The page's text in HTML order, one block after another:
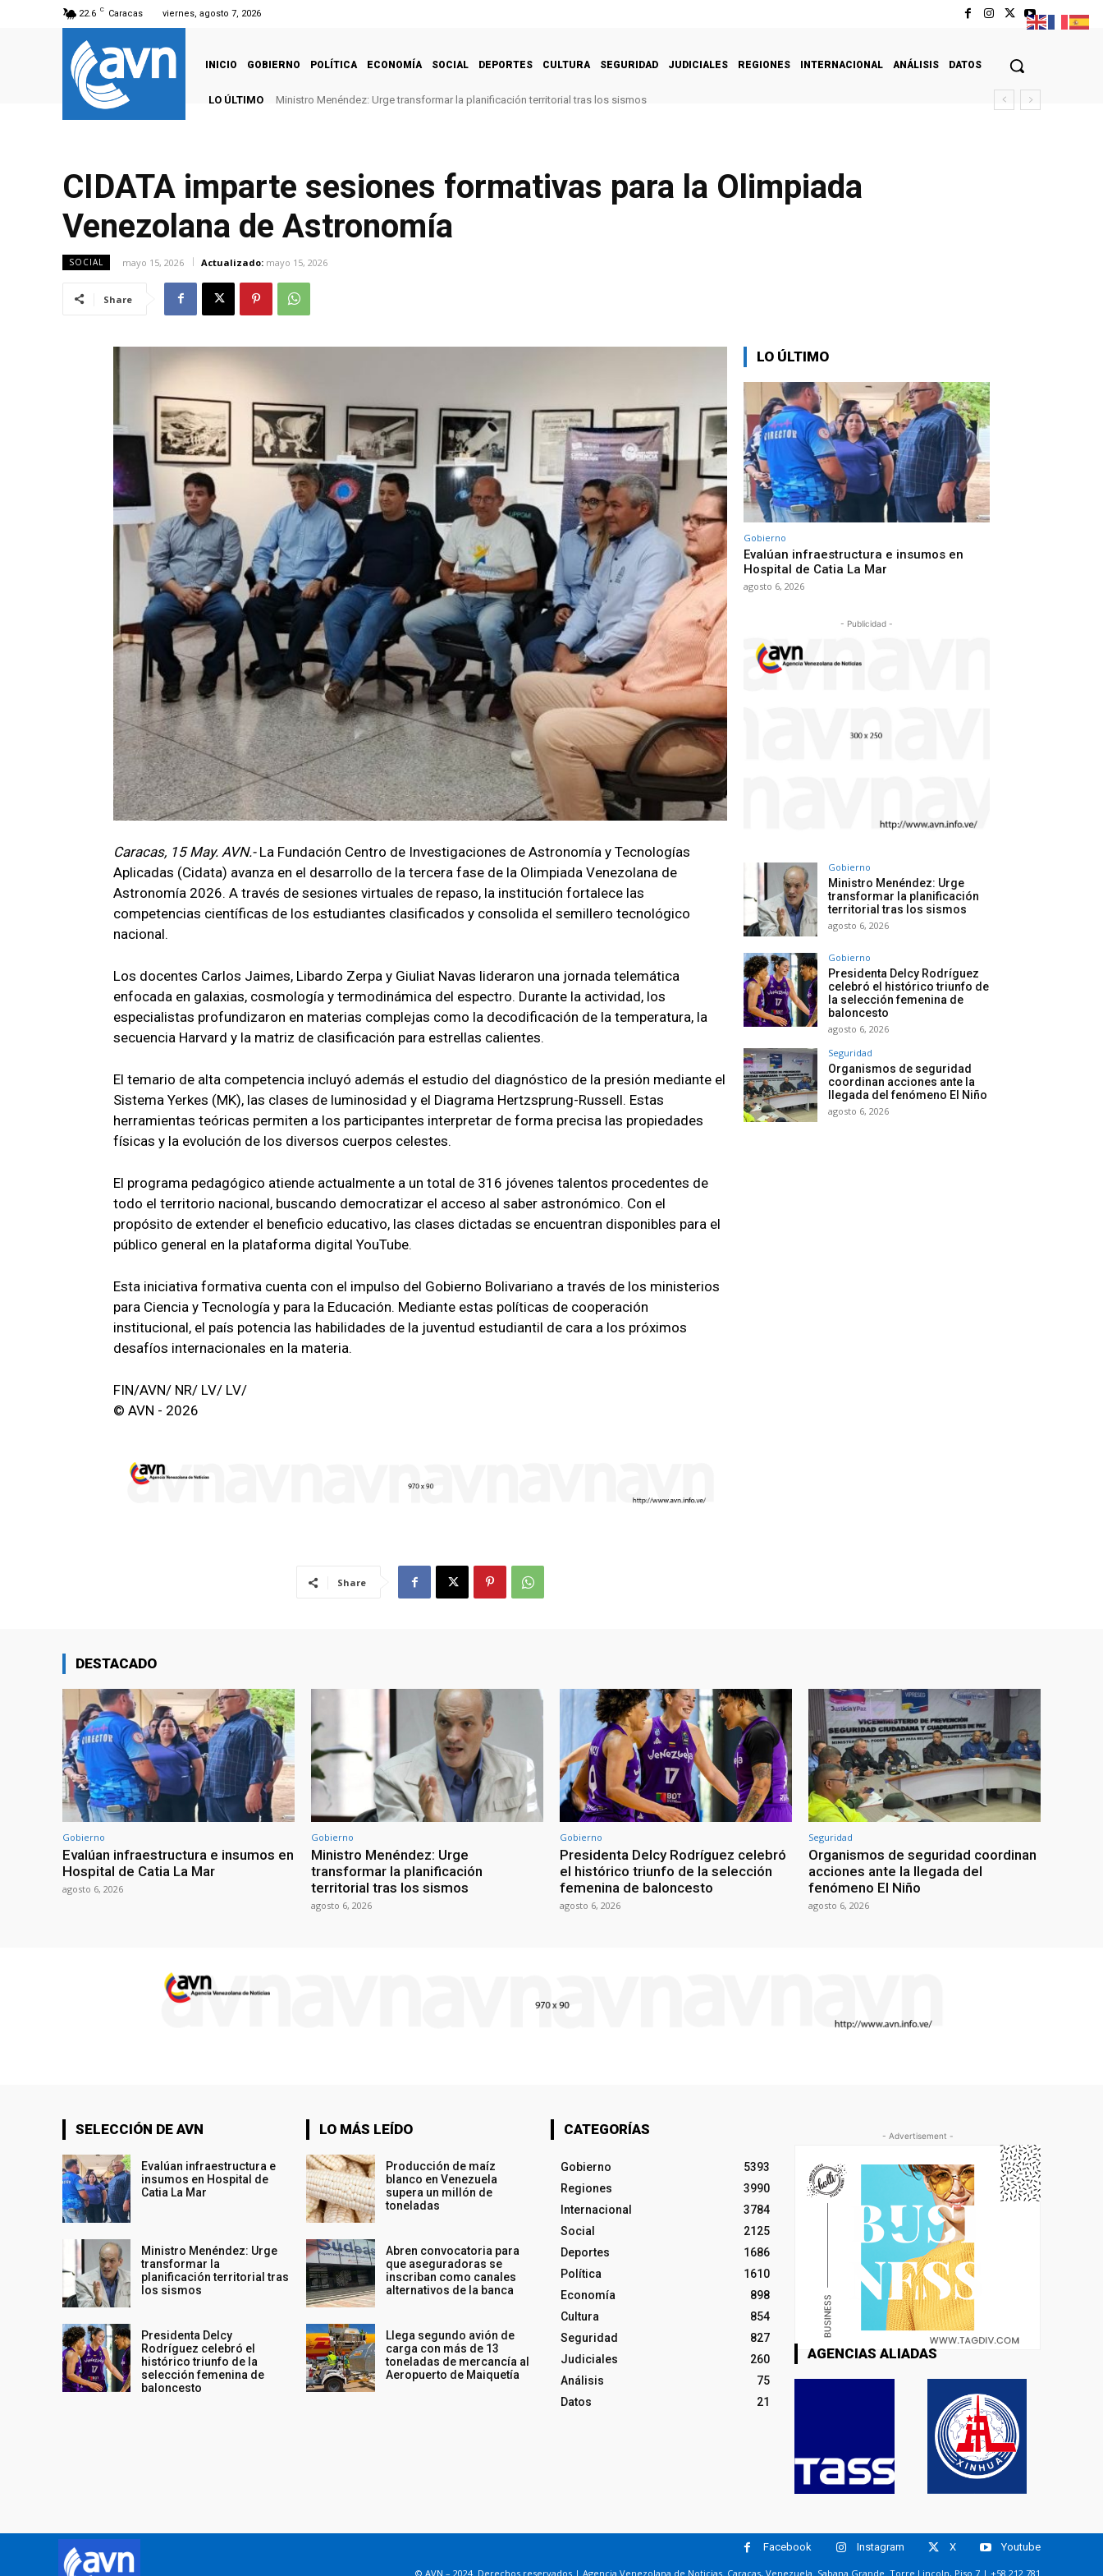
22.6 C Caracas viernes, agosto 7, 2026
INICIO GOBIERNO POLÍTICA ECONOMÍA SOCIAL DEPORTES CULTURA SEGURIDAD JUDICIALES REGIONES INTERNACIONAL ANÁLISIS DATOS
LO ÚLTIMO Ministro Menéndez: Urge transformar la planificación territorial tras los sismos
CIDATA imparte sesiones formativas para la Olimpiada
Venezolana de Astronomía
SOCIAL mayo 15, 2026 Actualizado: mayo 15, 2026
Share
Caracas, 15 May. AVN.- La Fundación Centro de Investigaciones de Astronomía y Tecnologías
Aplicadas (Cidata) avanza en el desarrollo de la tercera fase de la Olimpiada Venezolana de
Astronomía 2026. A través de sesiones virtuales de repaso, la institución fortalece las
competencias científicas de los estudiantes clasificados y consolida el semillero tecnológico
nacional.
Los docentes Carlos Jaimes, Libardo Zerpa y Giuliat Navas lideraron una jornada telemática
enfocada en galaxias, cosmología y termodinámica del espectro. Durante la actividad, los
especialistas profundizaron en materias complejas como la decodificación de la temperatura, la
secuencia Harvard y la matriz de clasificación para estrellas calientes.
El temario de alta competencia incluyó además el estudio del diagnóstico de la presión mediante el
Sistema Yerkes (MK), las clases de luminosidad y el Diagrama Hertzsprung-Russell. Estas
herramientas teóricas permiten a los participantes interpretar de forma precisa las propiedades
físicas y la evolución de los diversos cuerpos celestes.
El programa pedagógico atiende actualmente a un total de 316 jóvenes talentos procedentes de
todo el territorio nacional, buscando democratizar el acceso al saber astronómico. Con el
propósito de extender el beneficio educativo, las clases dictadas se encuentran disponibles para el
público general en la plataforma digital YouTube.
Esta iniciativa formativa cuenta con el impulso del Gobierno Bolivariano a través de los ministerios
para Ciencia y Tecnología y para la Educación. Mediante estas políticas de cooperación
institucional, el país potencia las habilidades de la juventud estudiantil de cara a los próximos
desafíos internacionales en la materia.
FIN/AVN/ NR/ LV/ LV/
© AVN - 2026
Share
LO ÚLTIMO
Gobierno
Evalúan infraestructura e insumos en
Hospital de Catia La Mar
agosto 6, 2026
- Publicidad -
Gobierno
Ministro Menéndez: Urge
transformar la planificación
territorial tras los sismos
agosto 6, 2026
Gobierno
Presidenta Delcy Rodríguez
celebró el histórico triunfo de
la selección femenina de
baloncesto
agosto 6, 2026
Seguridad
Organismos de seguridad
coordinan acciones ante la
llegada del fenómeno El Niño
agosto 6, 2026
DESTACADO
Gobierno
Evalúan infraestructura e insumos en
Hospital de Catia La Mar
agosto 6, 2026
Gobierno
Ministro Menéndez: Urge
transformar la planificación
territorial tras los sismos
agosto 6, 2026
Gobierno
Presidenta Delcy Rodríguez celebró
el histórico triunfo de la selección
femenina de baloncesto
agosto 6, 2026
Seguridad
Organismos de seguridad coordinan
acciones ante la llegada del
fenómeno El Niño
agosto 6, 2026
SELECCIÓN DE AVN
Evalúan infraestructura e
insumos en Hospital de
Catia La Mar
Ministro Menéndez: Urge
transformar la
planificación territorial tras
los sismos
Presidenta Delcy
Rodríguez celebró el
histórico triunfo de la
selección femenina de
baloncesto
LO MÁS LEÍDO
Producción de maíz
blanco en Venezuela
supera un millón de
toneladas
Abren convocatoria para
que aseguradoras se
inscriban como canales
alternativos de la banca
Llega segundo avión de
carga con más de 13
toneladas de mercancía al
Aeropuerto de Maiquetía
CATEGORÍAS
Gobierno
5393
Regiones
3990
Internacional
3784
Social
2125
Deportes
1686
Política
1610
Economía
898
Cultura
854
Seguridad
827
Judiciales
260
Análisis
75
Datos
21
- Advertisement -
AGENCIAS ALIADAS
Facebook Instagram X Youtube
© AVN – 2024. Derechos reservados | Agencia Venezolana de Noticias. Caracas, Venezuela. Sabana Grande. Torre Lincoln, Piso 7 | +58 212 781